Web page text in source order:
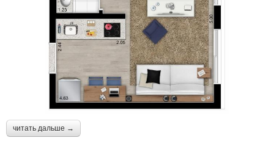
читать дальше →